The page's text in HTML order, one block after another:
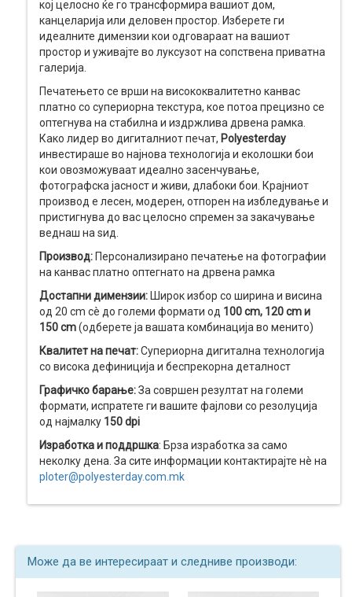
кој целосно ќе го трансформира вашиот дом,
канцеларија или деловен простор. Изберете ги
идеалните димензии кои одговараат на вашиот
простор и уживајте во луксузот на сопствена приватна
галерија.
Печатењето се врши на висококвалитетно канвас
платно со супериорна текстура, кое потоа прецизно се
оптегнува на стабилна и издржлива дрвена рамка.
Како лидер во дигиталниот печат, Polyesterday
инвестираше во најнова технологија и еколошки бои
кои овозможуваат идеално засенчување,
фотографска јасност и живи, длабоки бои. Крајниот
производ е лесен, модерен, отпорен на избледување и
пристигнува до вас целосно спремен за закачување
веднаш на ѕид.
Производ: Персонализирано печатење на фотографии
на канвас платно оптегнато на дрвена рамка
Достапни димензии: Широк избор со ширина и висина
од 20 cm сè до големи формати од 100 cm, 120 cm и
150 cm(одберете ја вашата комбинација во менито)
Квалитет на печат:Супериорна дигитална технологија
со висока дефиниција и беспрекорна деталност
Графичко барање:За совршен резултат на големи
формати, испратете ги вашите фајлови со резолуција
од најмалку 150 dpi
Изработка и поддршка: Брза изработка за само
неколку дена. За сите информации контактирајте нè на
ploter@polyesterday.com.mk
Може да ве интересираат и следниве производи: